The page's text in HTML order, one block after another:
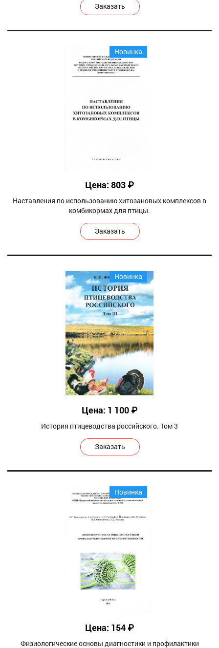
Заказать
Новинка
Цена: 803 ₽
Наставления по использованию хитозановых комплексов в
комбикормах для птицы.
Заказать
Новинка
Цена: 1 100 ₽
История птицеводства российского. Том 3
Заказать
Новинка
Цена: 154 ₽
Физиологические основы диагностики и профилактики